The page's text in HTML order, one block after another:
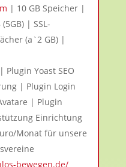
| 10 GB Speicher |
| SSL-
(a`2 GB) |
Yoast SEO
| Plugin Login
| Plugin
Einrichtung
Monat für unsere
bewegen.de/